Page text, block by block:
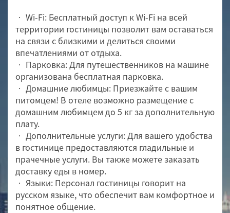
• Wi-Fi: Бесплатный доступ к Wi-Fi на всей
территории гостиницы позволит вам оставаться
на связи с близкими и делиться своими
впечатлениями от отдыха.
• Парковка: Для путешественников на машине
организована бесплатная парковка.
• Домашние любимцы: Приезжайте с вашим
питомцем! В отеле возможно размещение с
домашним любимцем до 5 кг за дополнительную
плату.
• Дополнительные услуги: Для вашего удобства
в гостинице предоставляются гладильные и
прачечные услуги. Вы также можете заказать
доставку еды в номер.
• Языки: Персонал гостиницы говорит на
русском языке, что обеспечит вам комфортное и
понятное общение.